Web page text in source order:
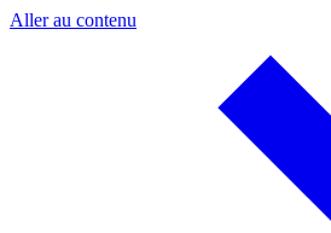
Aller au contenu